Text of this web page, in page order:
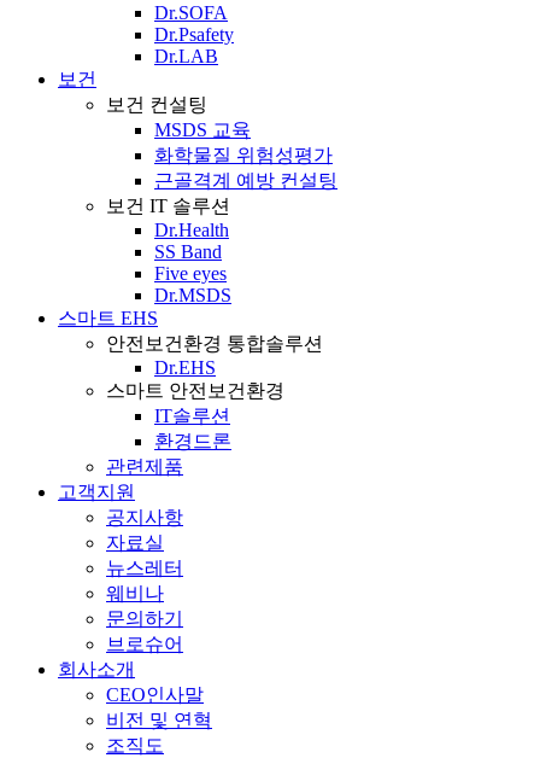
Dr.SOFA
Dr.Psafety
Dr.LAB
보건
보건 컨설팅
MSDS 교육
화학물질 위험성평가
근골격계 예방 컨설팅
보건 IT 솔루션
Dr.Health
SS Band
Five eyes
Dr.MSDS
스마트 EHS
안전보건환경 통합솔루션
Dr.EHS
스마트 안전보건환경
IT솔루션
환경드론
관련제품
고객지원
공지사항
자료실
뉴스레터
웨비나
문의하기
브로슈어
회사소개
CEO인사말
비전 및 연혁
조직도